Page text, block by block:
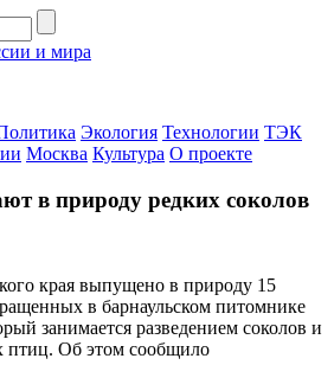
и мира
Экология Технологии ТЭК
Москва Культура О проекте
в природу редких соколов
края выпущено в природу 15
в барнаульском питомнике
занимается разведением соколов и
птиц. Об этом сообщило